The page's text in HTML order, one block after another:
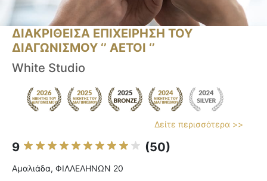
ΔΙΑΚΡΙΘΕΙΣΑ ΕΠΙΧΕΙΡΗΣΗ ΤΟΥ
ΔΙΑΓΩΝΙΣΜΟΥ ‘’ ΑΕΤΟΙ ‘’
White Studio
Δείτε περισσότερα >>
9 (50)
Αμαλιάδα, ΦΙΛΛΕΛΗΝΩΝ 20